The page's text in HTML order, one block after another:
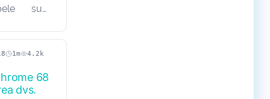
sunt
acela de
între un
1m
4.2k
68
dvs.